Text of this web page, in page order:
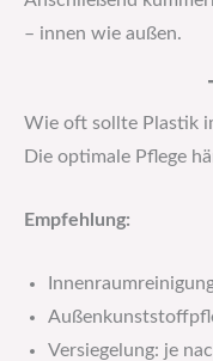
– innen wie außen.
Wie oft sollte Plastik
Die optimale Pflege
Empfehlung:
Versiegelung: je